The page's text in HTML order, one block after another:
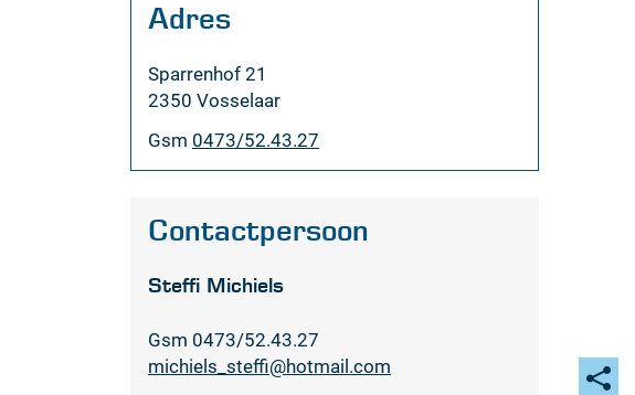
Adres
Adres
Sparrenhof 21
,2350 Vosselaar
Gsm 0473/52.43.27
Contactpersoon
Steffi Michiels
Gsm 0473/52.43.27
E-
michiels_steffi@hotmail.com